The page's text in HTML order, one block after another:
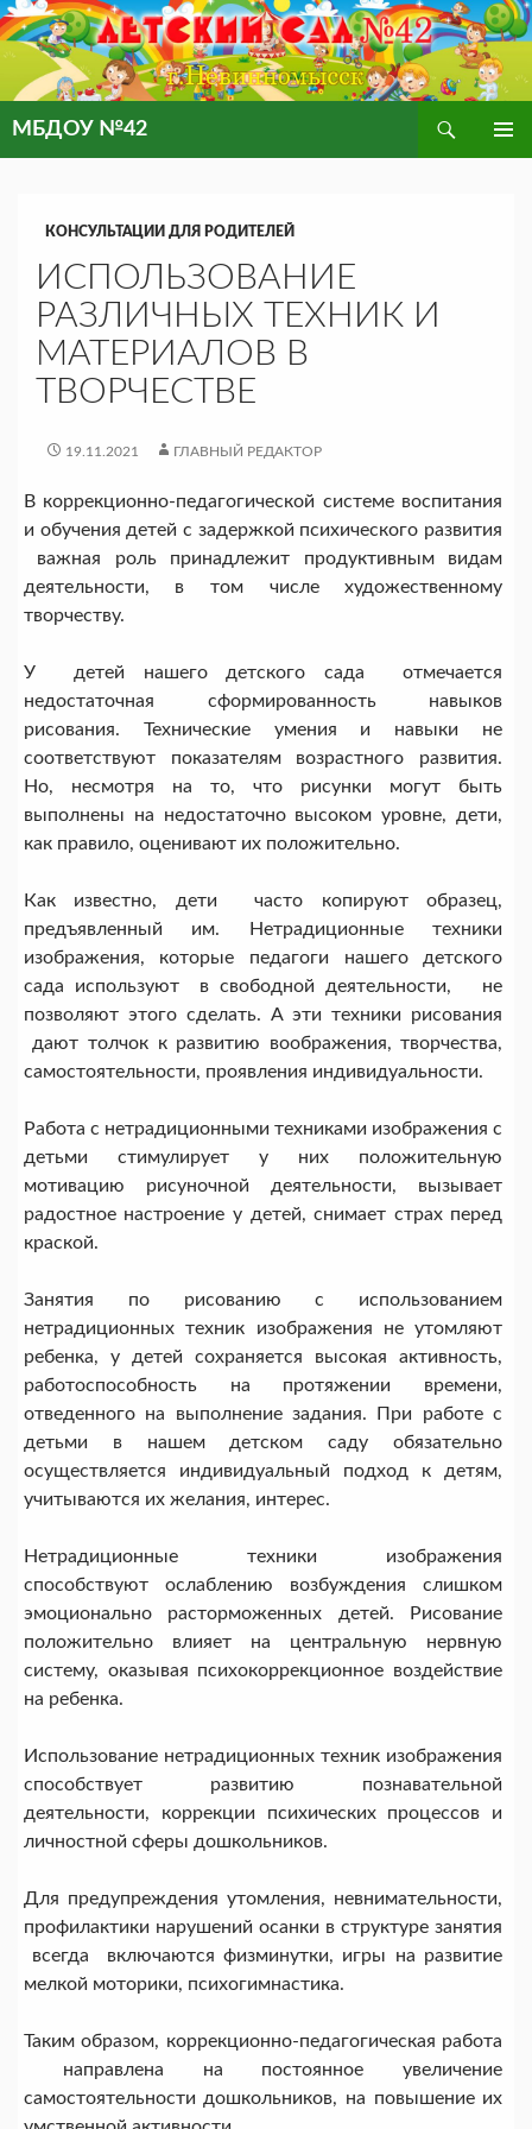
МБДОУ №42
Поиск
КОНСУЛЬТАЦИИ ДЛЯ РОДИТЕЛЕЙ
ИСПОЛЬЗОВАНИЕ
РАЗЛИЧНЫХ ТЕХНИК И
МАТЕРИАЛОВ В
ТВОРЧЕСТВЕ
19.11.2021 ГЛАВНЫЙ РЕДАКТОР
В коррекционно-педагогической системе воспитания
и обучения детей с задержкой психического развития
важная роль принадлежит продуктивным видам
деятельности, в том числе художественному
творчеству.
У детей нашего детского сада отмечается
недостаточная сформированность навыков
рисования. Технические умения и навыки не
соответствуют показателям возрастного развития.
Но, несмотря на то, что рисунки могут быть
выполнены на недостаточно высоком уровне, дети,
как правило, оценивают их положительно.
Как известно, дети часто копируют образец,
предъявленный им. Нетрадиционные техники
изображения, которые педагоги нашего детского
сада используют в свободной деятельности, не
позволяют этого сделать. А эти техники рисования
дают толчок к развитию воображения, творчества,
самостоятельности, проявления индивидуальности.
Работа с нетрадиционными техниками изображения с
детьми стимулирует у них положительную
мотивацию рисуночной деятельности, вызывает
радостное настроение у детей, снимает страх перед
краской.
Занятия по рисованию с использованием
нетрадиционных техник изображения не утомляют
ребенка, у детей сохраняется высокая активность,
работоспособность на протяжении времени,
отведенного на выполнение задания. При работе с
детьми в нашем детском саду обязательно
осуществляется индивидуальный подход к детям,
учитываются их желания, интерес.
Нетрадиционные техники изображения
способствуют ослаблению возбуждения слишком
эмоционально расторможенных детей. Рисование
положительно влияет на центральную нервную
систему, оказывая психокоррекционное воздействие
на ребенка.
Использование нетрадиционных техник изображения
способствует развитию познавательной
деятельности, коррекции психических процессов и
личностной сферы дошкольников.
Для предупреждения утомления, невнимательности,
профилактики нарушений осанки в структуре занятия
всегда включаются физминутки, игры на развитие
мелкой моторики, психогимнастика.
Таким образом, коррекционно-педагогическая работа
направлена на постоянное увеличение
самостоятельности дошкольников, на повышение их